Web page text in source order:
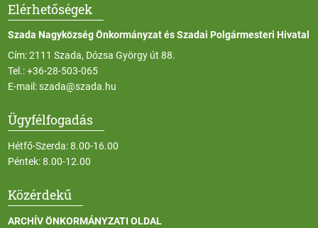
Elérhetőségek
Szada Nagyközség Önkormányzat és Szadai Polgármesteri Hivatal
Cím: 2111 Szada, Dózsa György út 88.
Tel.:+36-28-503-065
E-mail:szada@szada.hu
Ügyfélfogadás
Hétfő-Szerda: 8.00-16.00
Péntek: 8.00-12.00
Közérdekű
ARCHÍV ÖNKORMÁNYZATI OLDAL